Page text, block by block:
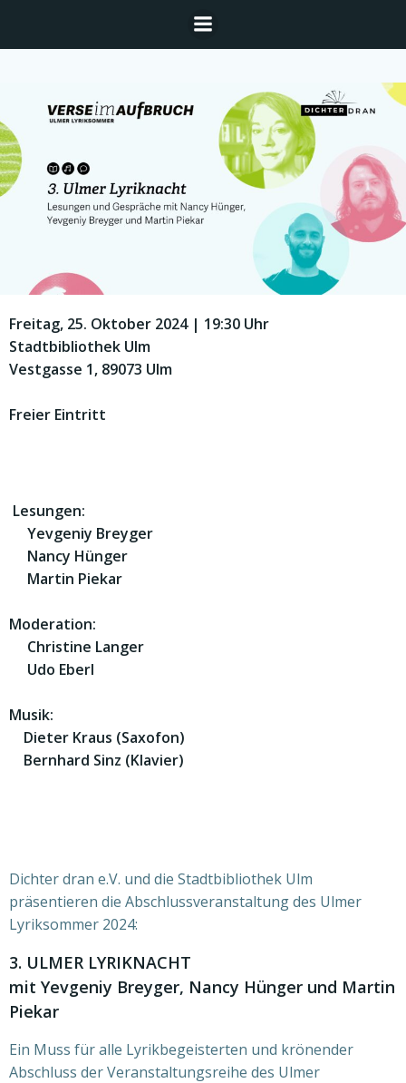
Inhalt
springen
Freitag, 25. Oktober 2024 | 19:30 Uhr
Stadtbibliothek Ulm
Vestgasse 1, 89073 Ulm
Freier Eintritt
Lesungen:
Yevgeniy Breyger
Nancy Hünger
Martin Piekar
Moderation:
Christine Langer
Udo Eberl
Musik:
Dieter Kraus (Saxofon)
Bernhard Sinz (Klavier)
Dichter dran e.V. und die Stadtbibliothek Ulm
präsentieren die Abschlussveranstaltung des Ulmer
Lyriksommer 2024:
3. ULMER LYRIKNACHT
mit Yevgeniy Breyger, Nancy Hünger und Martin
Piekar
Ein Muss für alle Lyrikbegeisterten und krönender
Abschluss der Veranstaltungsreihe des Ulmer